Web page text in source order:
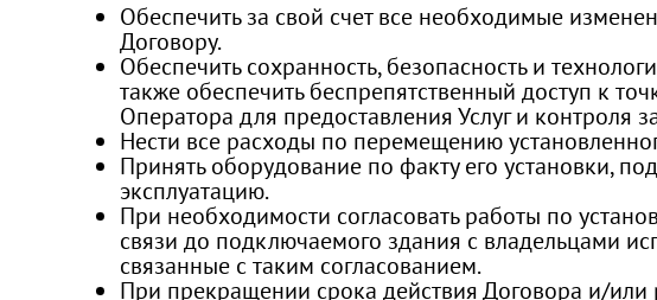
Обеспечить за свой счет все необходимые
Договору.
Обеспечить сохранность, безопасность и
также обеспечить беспрепятственный доступ к
Оператора для предоставления Услуг и контроля
Нести все расходы по перемещению
Принять оборудование по факту его установки,
эксплуатацию.
При необходимости согласовать работы по
связи до подключаемого здания с владельцами
связанные с таким согласованием.
При прекращении срока действия Договора и/или